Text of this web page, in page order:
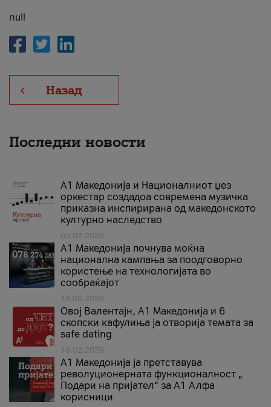
null
Назад
Последни новости
А1 Македонија и Националниот џез
оркестар создадоа современа музичка
приказна инспирирана од македонското
културно наследство
03.07.2026
A1 Македонија почнува моќна
национална кампања за поодговорно
користење на технологијата во
сообраќајот
18.05.2026
Овој Валентајн, A1 Македонија и 6
скопски кафулиња ја отворија темата за
safe dating
16.02.2026
А1 Македонија ја претставува
револуционерната функционалност „
Подари на пријател“ за А1 Алфа
корисници